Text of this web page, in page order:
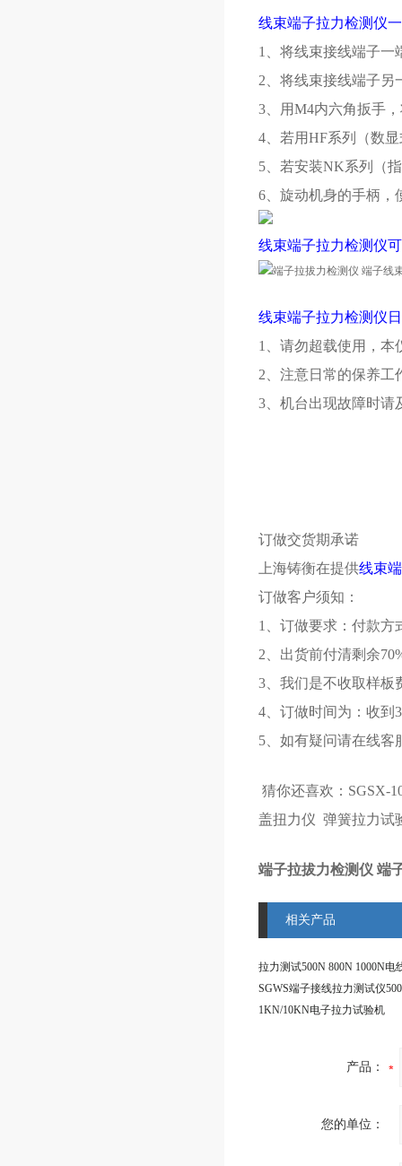
线束端子拉力检测仪
1、将线束接线端子一
2、将线束接线端子另
3、用M4内六角扳手
4、若用HF系列（数
5、若安装NK系列（
6、旋动机身的手柄，
线束端子拉力检测仪
线束端子拉力检测仪
1、请勿超载使用，本
2、注意日常的保养工
3、机台出现故障时请
订做交货期承诺
上海铸衡在提供线束
订做客户须知：
1、订做要求：付款方
2、出货前付清剩余
3、我们是不收取样板
4、订做时间为：收到
5、如有疑问请在线客
猜你还喜欢： SGSX-
盖扭力仪 弹簧拉力试
端子拉拔力检测仪 端
相关产品
1KN/10KN电子拉力试验机
产品：
您的单位：